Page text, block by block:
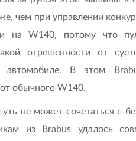
чем при управлении
на W140, потому что
отрешенности от
В этом
от обычного W140.
не может сочетаться с
из Brabus удалось